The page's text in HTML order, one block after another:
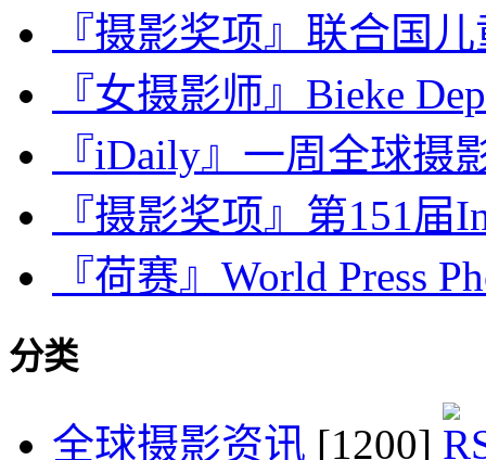
『摄影奖项』联合国
『女摄影师』Bieke
『iDaily』一周全球摄
『摄影奖项』第151届
『荷赛』World Press
分类
全球摄影资讯 [1200]